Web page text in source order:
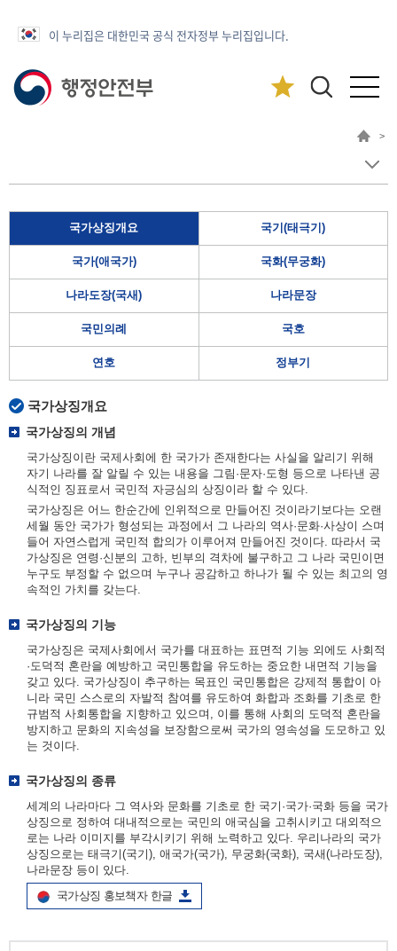
이 누리집은 대한민국 공식 전자정부 누리집입니다.
>
국가상징개요 국기(태극기)
국가(애국가) 국화(무궁화)
나라도장(국새) 나라문장
국민의례 국호
연호 정부기
국가상징개요
국가상징의 개념
국가상징이란 국제사회에 한 국가가 존재한다는 사실을 알리기 위해
자기 나라를 잘 알릴 수 있는 내용을 그림·문자·도형 등으로 나타낸 공
식적인 징표로서 국민적 자긍심의 상징이라 할 수 있다.
국가상징은 어느 한순간에 인위적으로 만들어진 것이라기보다는 오랜
세월 동안 국가가 형성되는 과정에서 그 나라의 역사·문화·사상이 스며
들어 자연스럽게 국민적 합의가 이루어져 만들어진 것이다. 따라서 국
가상징은 연령·신분의 고하, 빈부의 격차에 불구하고 그 나라 국민이면
누구도 부정할 수 없으며 누구나 공감하고 하나가 될 수 있는 최고의 영
속적인 가치를 갖는다.
국가상징의 기능
국가상징은 국제사회에서 국가를 대표하는 표면적 기능 외에도 사회적
·도덕적 혼란을 예방하고 국민통합을 유도하는 중요한 내면적 기능을
갖고 있다. 국가상징이 추구하는 목표인 국민통합은 강제적 통합이 아
니라 국민 스스로의 자발적 참여를 유도하여 화합과 조화를 기초로 한
규범적 사회통합을 지향하고 있으며, 이를 통해 사회의 도덕적 혼란을
방지하고 문화의 지속성을 보장함으로써 국가의 영속성을 도모하고 있
는 것이다.
국가상징의 종류
세계의 나라마다 그 역사와 문화를 기초로 한 국기·국가·국화 등을 국가
상징으로 정하여 대내적으로는 국민의 애국심을 고취시키고 대외적으
로는 나라 이미지를 부각시키기 위해 노력하고 있다. 우리나라의 국가
상징으로는 태극기(국기), 애국가(국가), 무궁화(국화), 국새(나라도장),
나라문장 등이 있다.
국가상징 홍보책자 한글